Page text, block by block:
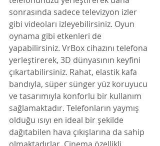
sonrasında sadece televizyon izler
gibi videoları izleyebilirsiniz. Oyun
oynama gibi etkenleri de
yapabilirsiniz. VrBox cihazını telefona
yerleştirerek, 3D dünyasının keyfini
çıkartabilirsiniz. Rahat, elastik kafa
bandıyla, süper sünger yüz koruyucu
ve tasarımıyla konforlu bir kullanım
sağlamaktadır. Telefonların yaymış
olduğu ısıyı en ideal bir şekilde
dağıtabilen hava çıkışlarına da sahip